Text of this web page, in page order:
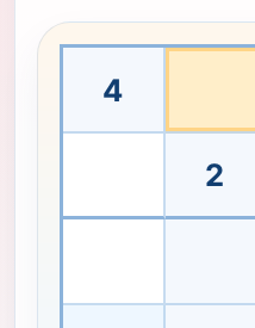
1から4の数字を使ったシン
4
2